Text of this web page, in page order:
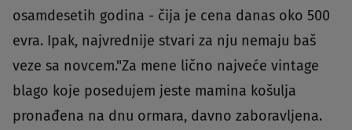
osamdesetih godina - čija je cena danas oko 500
evra. Ipak, najvrednije stvari za nju nemaju baš
veze sa novcem."Za mene lično najveće vintage
blago koje posedujem jeste mamina košulja
pronađena na dnu ormara, davno zaboravljena.